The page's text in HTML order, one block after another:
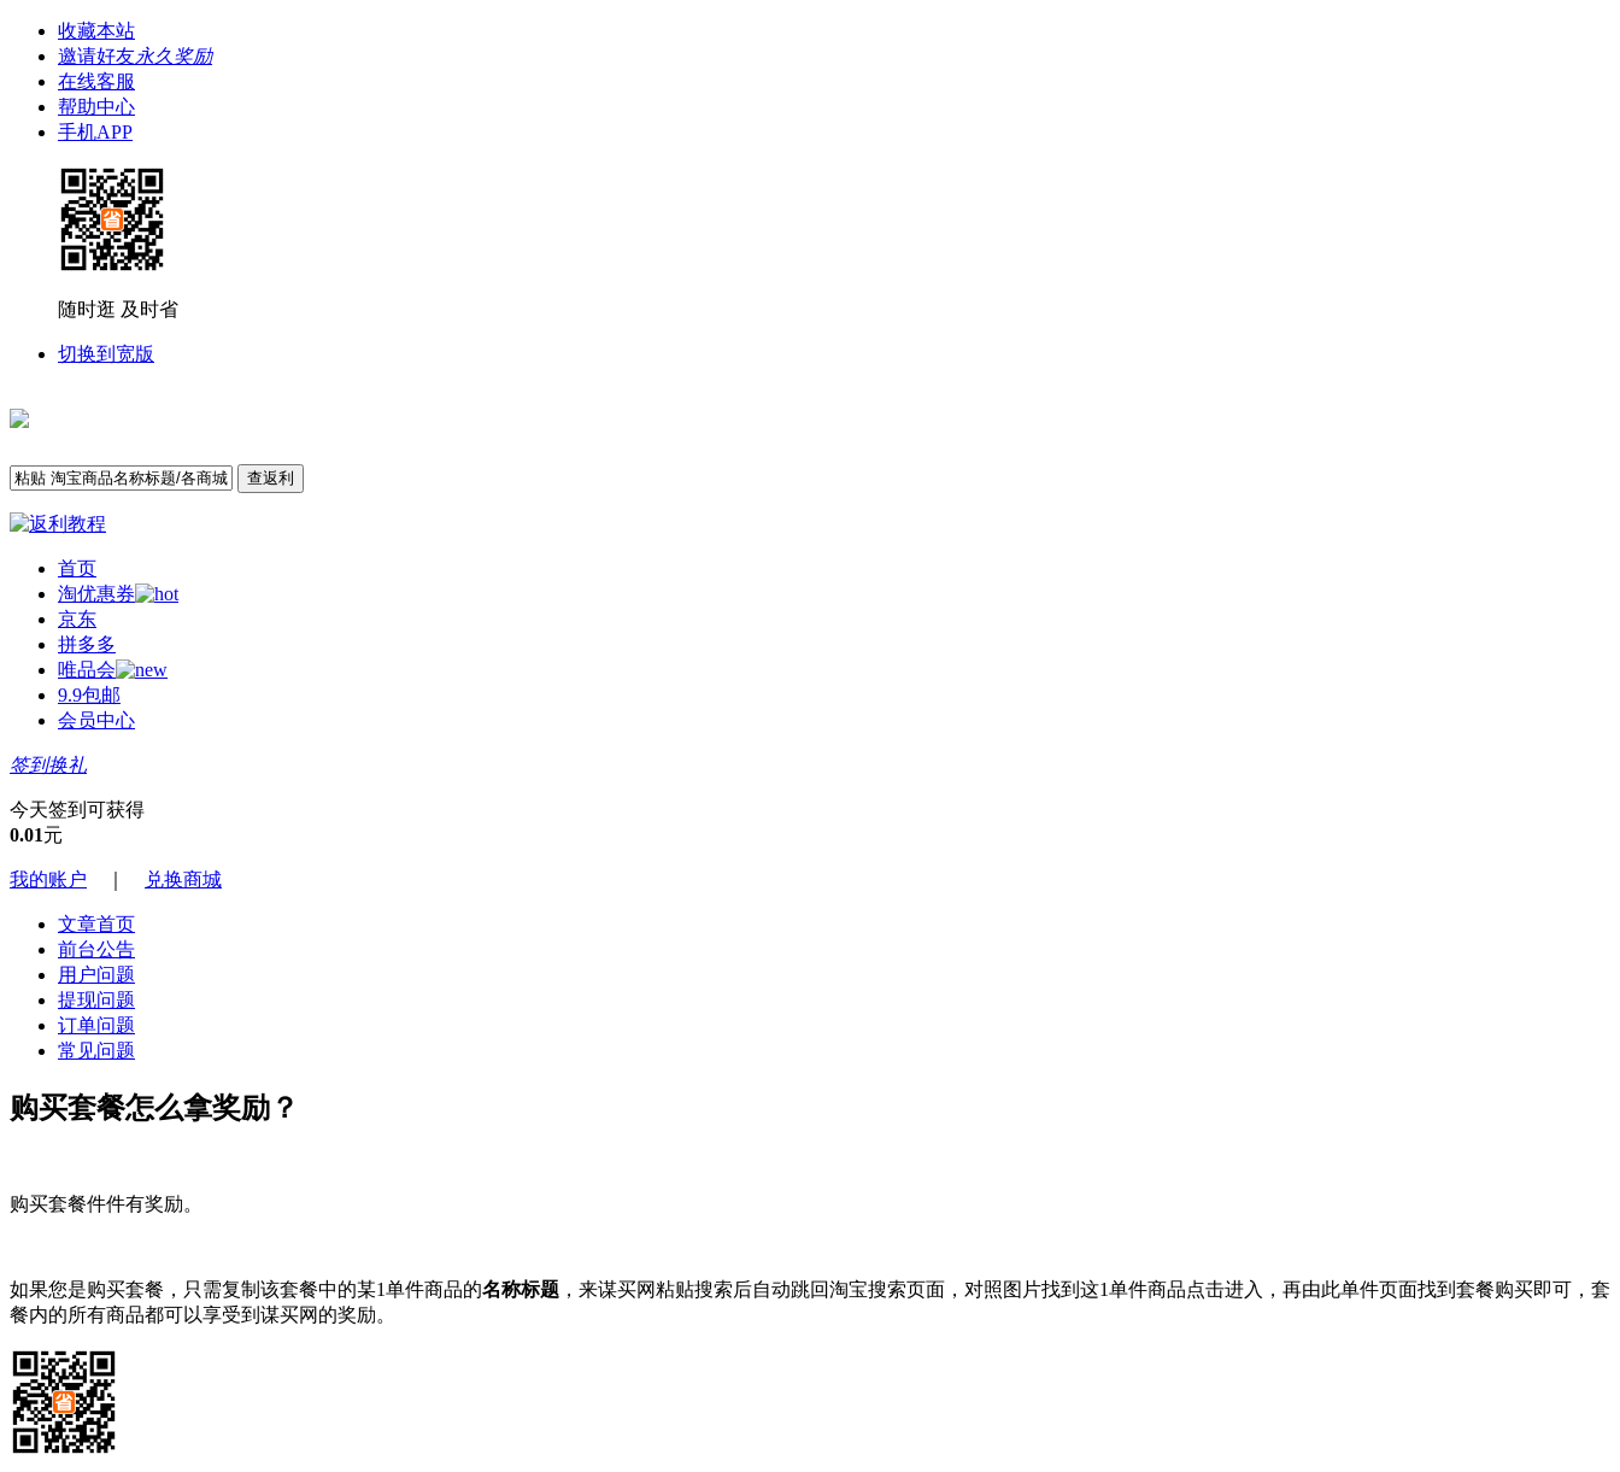
收藏本站
邀请好友永久奖励
在线客服
帮助中心
手机APP
随时逛 及时省
切换到宽版
查返利
首页
淘优惠券
京东
拼多多
唯品会
9.9包邮
会员中心
签到换礼
今天签到可获得
0.01元
我的账户 兑换商城
文章首页
前台公告
用户问题
提现问题
订单问题
常见问题
购买套餐怎么拿奖励？
购买套餐件件有奖励。
如果您是购买套餐，只需复制该套餐中的某1单件商品的名称标题 ，来谋买网粘贴搜索后自动跳回淘宝搜索页面，对照图片找到这1单件商品点击进入，再由此单件页面找到套餐购买即可，套
餐内的所有商品都可以享受到谋买网的奖励。